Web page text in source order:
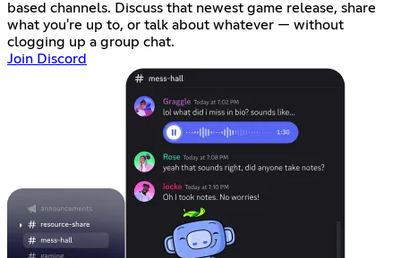
based channels. Discuss that newest game release, share
what you're up to, or talk about whatever — without
clogging up a group chat.
Join Discord